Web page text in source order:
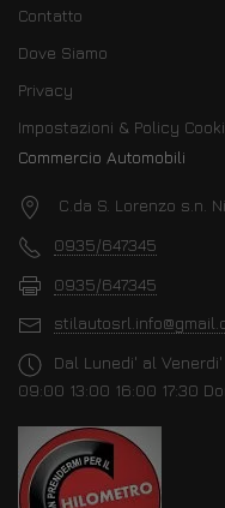
Contatto
Dove Siamo
Privacy
Impostazioni & Policy
Commercio Automobili
C.da S. Lorenzo s.n.
0935/647345
0935/647345
Dal Lunedi' al
09:00 13:00 16:00 17:30